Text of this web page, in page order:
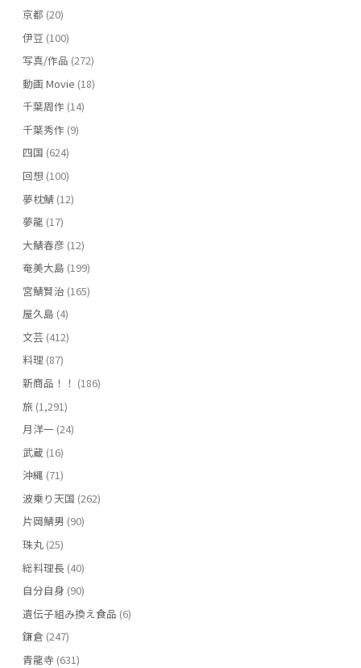
京都 (20)
伊豆 (100)
写真/作品 (272)
動画 Movie (18)
千葉周作 (14)
千葉秀作 (9)
四国 (624)
回想(100)
夢枕鯖(12)
夢龍 (17)
大鯖春彦 (12)
奄美大島 (199)
宮鯖賢治 (165)
屋久島 (4)
文芸 (412)
料理(87)
新商品！！ (186)
旅(1,291)
月洋一 (24)
武蔵 (16)
沖縄 (71)
波乗り天国 (262)
片岡鯖男 (90)
珠丸(25)
総料理長 (40)
自分自身 (90)
遺伝子組み換え食品 (6)
鎌倉 (247)
青龍寺 (631)